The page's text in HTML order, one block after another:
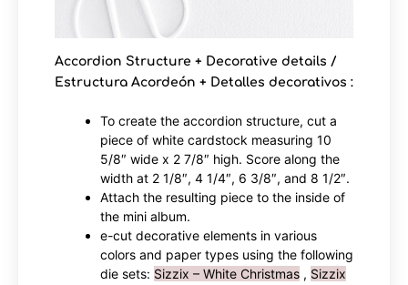
Accordion Structure + Decorative details /
Estructura Acordeón + Detalles decorativos :
To create the accordion structure, cut a
piece of white cardstock measuring 10
5/8″ wide x 2 7/8″ high. Score along the
width at 2 1/8″, 4 1/4″, 6 3/8″, and 8 1/2″.
Attach the resulting piece to the inside of
the mini album.
e-cut decorative elements in various
colors and paper types using the following
die sets: Sizzix – White Christmas , Sizzix